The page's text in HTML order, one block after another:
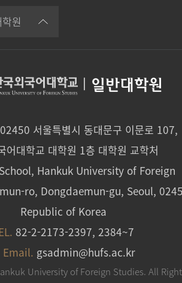
원
일반대학원
02450 서울특별시 동대문구 이문로 107,
어대학교 대학원 1층 대학원 교학처
Hankuk University of Foreign
ro, Dongdaemun-gu, Seoul,
Republic of Korea
82-2-2173-2397, 2384~7
Email. gsadmin@hufs.ac.kr
University of Foreign Studies. All